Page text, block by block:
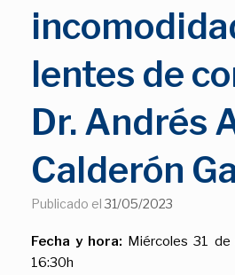
lentes de
Dr. Andrés
Calderón
Publicado el31/05/2023
Fecha y hora: Miércoles 31
16:30h